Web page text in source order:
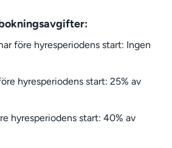
före hyresperiodens start: Ingen
hyresperiodens start: 25% av
hyresperiodens start: 40% av